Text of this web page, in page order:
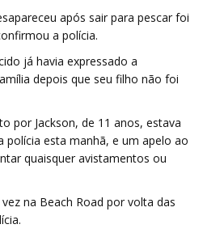
após sair para pescar foi
a polícia.
já havia expressado a
depois que seu filho não foi
por Jackson, de 11 anos, estava
esta manhã, e um apelo ao
quaisquer avistamentos ou
na Beach Road por volta das